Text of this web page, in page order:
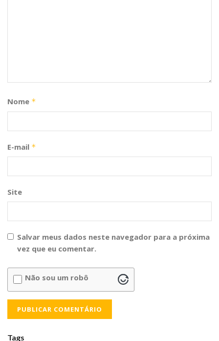
Nome *
E-mail *
Site
Salvar meus dados neste navegador para a próxima
vez que eu comentar.
Não sou um robô
Tags